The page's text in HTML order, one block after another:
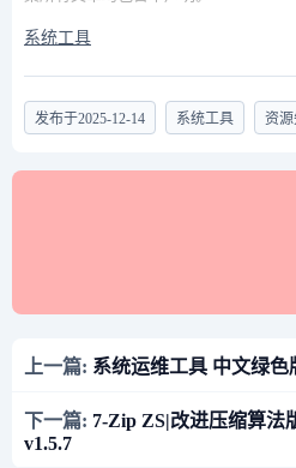
系统工具
发布于2025-12-14 系统工具 资
上一篇: 系统运维工具 中文绿色
下一篇: 7-Zip ZS|改进压缩算法
v1.5.7